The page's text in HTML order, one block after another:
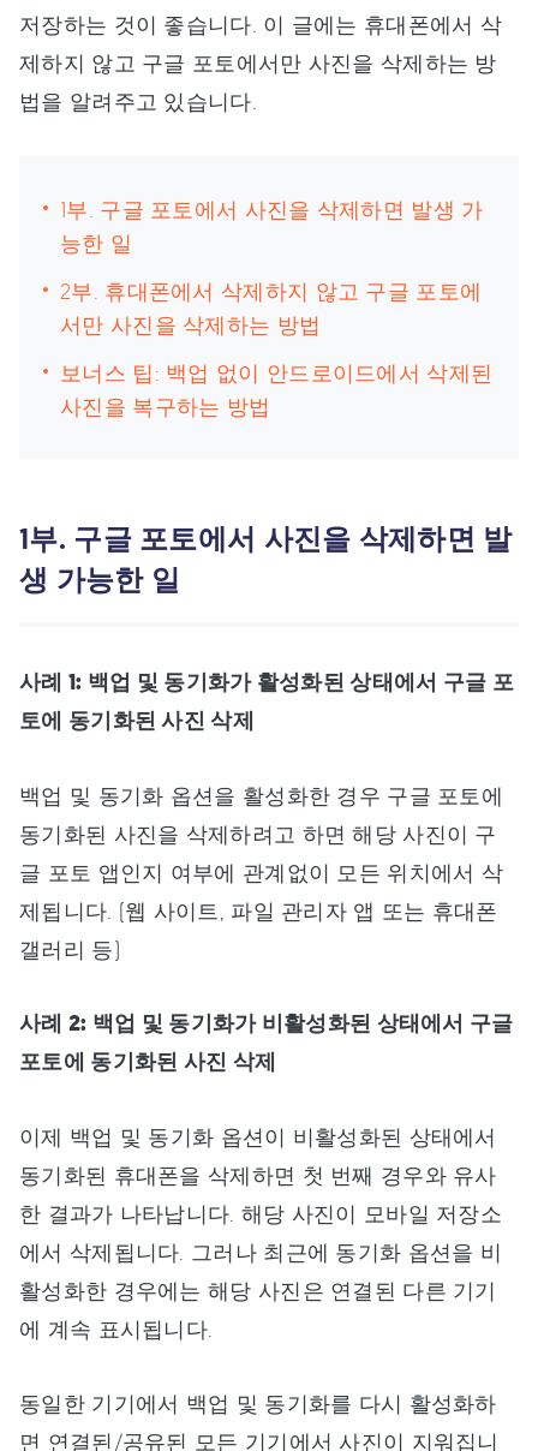
저장하는 것이 좋습니다. 이 글에는 휴대폰에서 삭
제하지 않고 구글 포토에서만 사진을 삭제하는 방
법을 알려주고 있습니다.
1부. 구글 포토에서 사진을 삭제하면 발생 가
능한 일
2부. 휴대폰에서 삭제하지 않고 구글 포토에
서만 사진을 삭제하는 방법
보너스 팁: 백업 없이 안드로이드에서 삭제된
사진을 복구하는 방법
1부. 구글 포토에서 사진을 삭제하면 발
생 가능한 일
사례 1: 백업 및 동기화가 활성화된 상태에서 구글 포
토에 동기화된 사진 삭제
백업 및 동기화 옵션을 활성화한 경우 구글 포토에
동기화된 사진을 삭제하려고 하면 해당 사진이 구
글 포토 앱인지 여부에 관계없이 모든 위치에서 삭
제됩니다. (웹 사이트, 파일 관리자 앱 또는 휴대폰
갤러리 등)
사례 2: 백업 및 동기화가 비활성화된 상태에서 구글
포토에 동기화된 사진 삭제
이제 백업 및 동기화 옵션이 비활성화된 상태에서
동기화된 휴대폰을 삭제하면 첫 번째 경우와 유사
한 결과가 나타납니다. 해당 사진이 모바일 저장소
에서 삭제됩니다. 그러나 최근에 동기화 옵션을 비
활성화한 경우에는 해당 사진은 연결된 다른 기기
에 계속 표시됩니다.
동일한 기기에서 백업 및 동기화를 다시 활성화하
면 연결된/공유된 모든 기기에서 사진이 지워집니